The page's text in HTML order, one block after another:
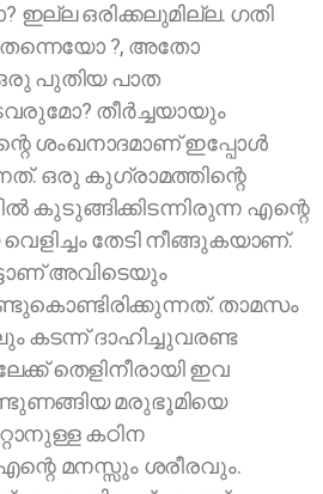
ഒരിക്കലുമില്ല. ഗതി
?, അതോ
പുതിയ പാത
തീര്‍ച്ചയായും
ശംഖനാദമാണ് ഇപ്പോള്‍
ഒരു കുഗ്രാമത്തിന്റെ
കുടുങ്ങിക്കിടന്നിരുന്ന എന്റെ
തേടി നീങ്ങുകയാണ്.
അവിടെയും
താമസം
കടന്ന് ദാഹിച്ചുവരണ്ട
തെളിനീരായി ഇവ
മരുഭൂമിയെ
കഠിന
മനസ്സും ശരീരവും.